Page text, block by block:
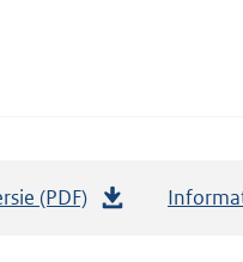
(PDF)